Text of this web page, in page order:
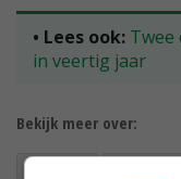
• Lees ook: Twee
in veertig jaar
Bekijk meer over: